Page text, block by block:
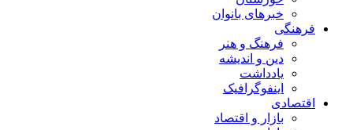
خبرهای بانوان
فرهنگی
فرهنگ و هنر
دین و اندیشه
یادداشت
اینفوگرافیک
اقتصادی
بازار و اقتصاد